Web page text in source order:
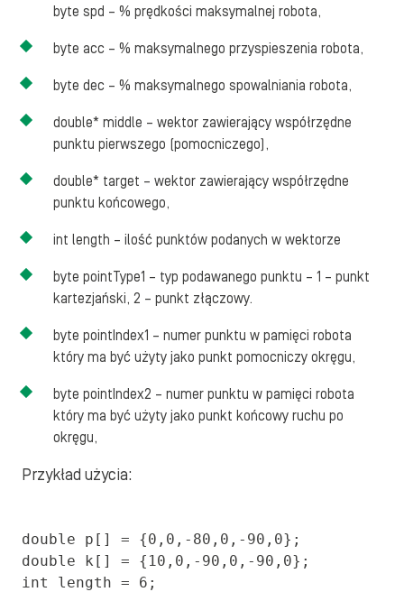
byte spd – % prędkości maksymalnej robota,
byte acc – % maksymalnego przyspieszenia robota,
byte dec – % maksymalnego spowalniania robota,
double* middle – wektor zawierający współrzędne
punktu pierwszego (pomocniczego),
double* target – wektor zawierający współrzędne
punktu końcowego,
int length – ilość punktów podanych w wektorze
byte pointType1 – typ podawanego punktu – 1 – punkt
kartezjański, 2 – punkt złączowy.
byte pointIndex1 – numer punktu w pamięci robota
który ma być użyty jako punkt pomocniczy okręgu,
byte pointIndex2 – numer punktu w pamięci robota
który ma być użyty jako punkt końcowy ruchu po
okręgu,
Przykład użycia:
double p[] = {0,0,-80,0,-90,0};
double k[] = {10,0,-90,0,-90,0};
int length = 6;